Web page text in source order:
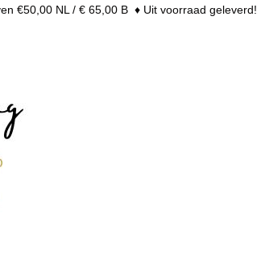
€50,00 NL / € 65,00 B ♦ Uit voorraad geleverd!